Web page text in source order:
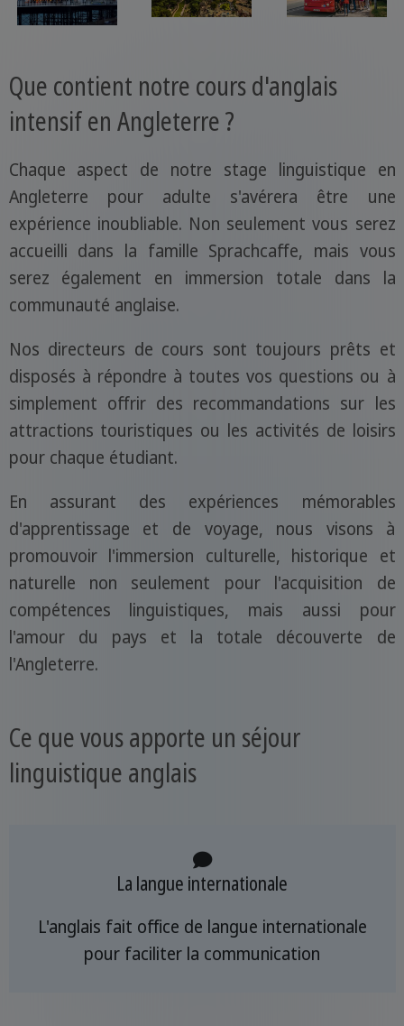
Que contient notre cours d'anglais
intensif en Angleterre ?
Chaque aspect de notre stage linguistique en
Angleterre pour adulte s'avérera être une
expérience inoubliable. Non seulement vous serez
accueilli dans la famille Sprachcaffe, mais vous
serez également en immersion totale dans la
communauté anglaise.
Nos directeurs de cours sont toujours prêts et
disposés à répondre à toutes vos questions ou à
simplement offrir des recommandations sur les
attractions touristiques ou les activités de loisirs
pour chaque étudiant.
En assurant des expériences mémorables
d'apprentissage et de voyage, nous visons à
promouvoir l'immersion culturelle, historique et
naturelle non seulement pour l'acquisition de
compétences linguistiques, mais aussi pour
l'amour du pays et la totale découverte de
l'Angleterre.
Ce que vous apporte un séjour
linguistique anglais
La langue internationale
L'anglais fait office de langue internationale
pour faciliter la communication